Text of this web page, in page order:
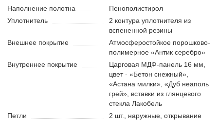
Наполнение полотна
Пенополистирол
Уплотнитель
2 контура уплотнителя из
вспененной резины
Внешнее покрытие
Атмосферостойкое порошково-
полимерное «Антик серебро»
Внутреннее покрытие
Царговая МДФ-панель 16 мм,
цвет - «Бетон снежный»,
«Астана милки», «Дуб неаполь
грей», вставки из глянцевого
стекла Лакобель
Петли
2 шт., наружные, открывание